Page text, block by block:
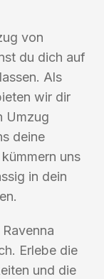
von
du dich auf
Als
wir dir
Umzug
deine
uns
in dein
Erlebe die
und die